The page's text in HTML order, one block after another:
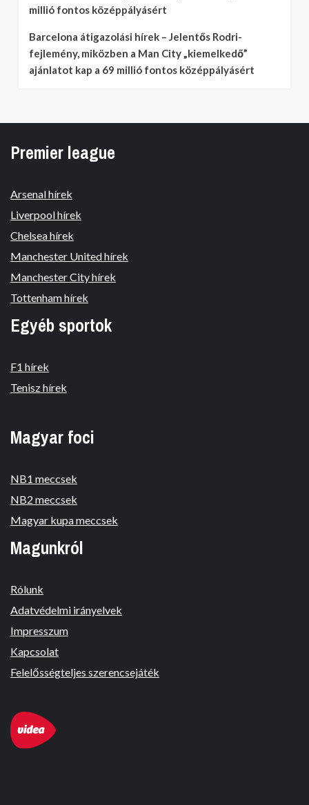
millió fontos középpályásért
Barcelona átigazolási hírek – Jelentős Rodri-
fejlemény, miközben a Man City „kiemelkedő”
ajánlatot kap a 69 millió fontos középpályásért
Premier league
Arsenal hírek
Liverpool hírek
Chelsea hírek
Manchester United hírek
Manchester City hírek
Tottenham hírek
Egyéb sportok
F1 hírek
Tenisz hírek
Magyar foci
NB1 meccsek
NB2 meccsek
Magyar kupa meccsek
Magunkról
Rólunk
Adatvédelmi irányelvek
Impresszum
Kapcsolat
Felelősségteljes szerencsejáték